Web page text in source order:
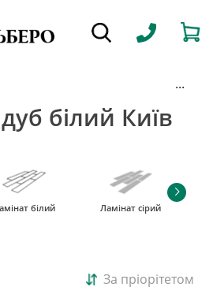
...
білий Київ
білий Ламінат сірий
За пріорітетом